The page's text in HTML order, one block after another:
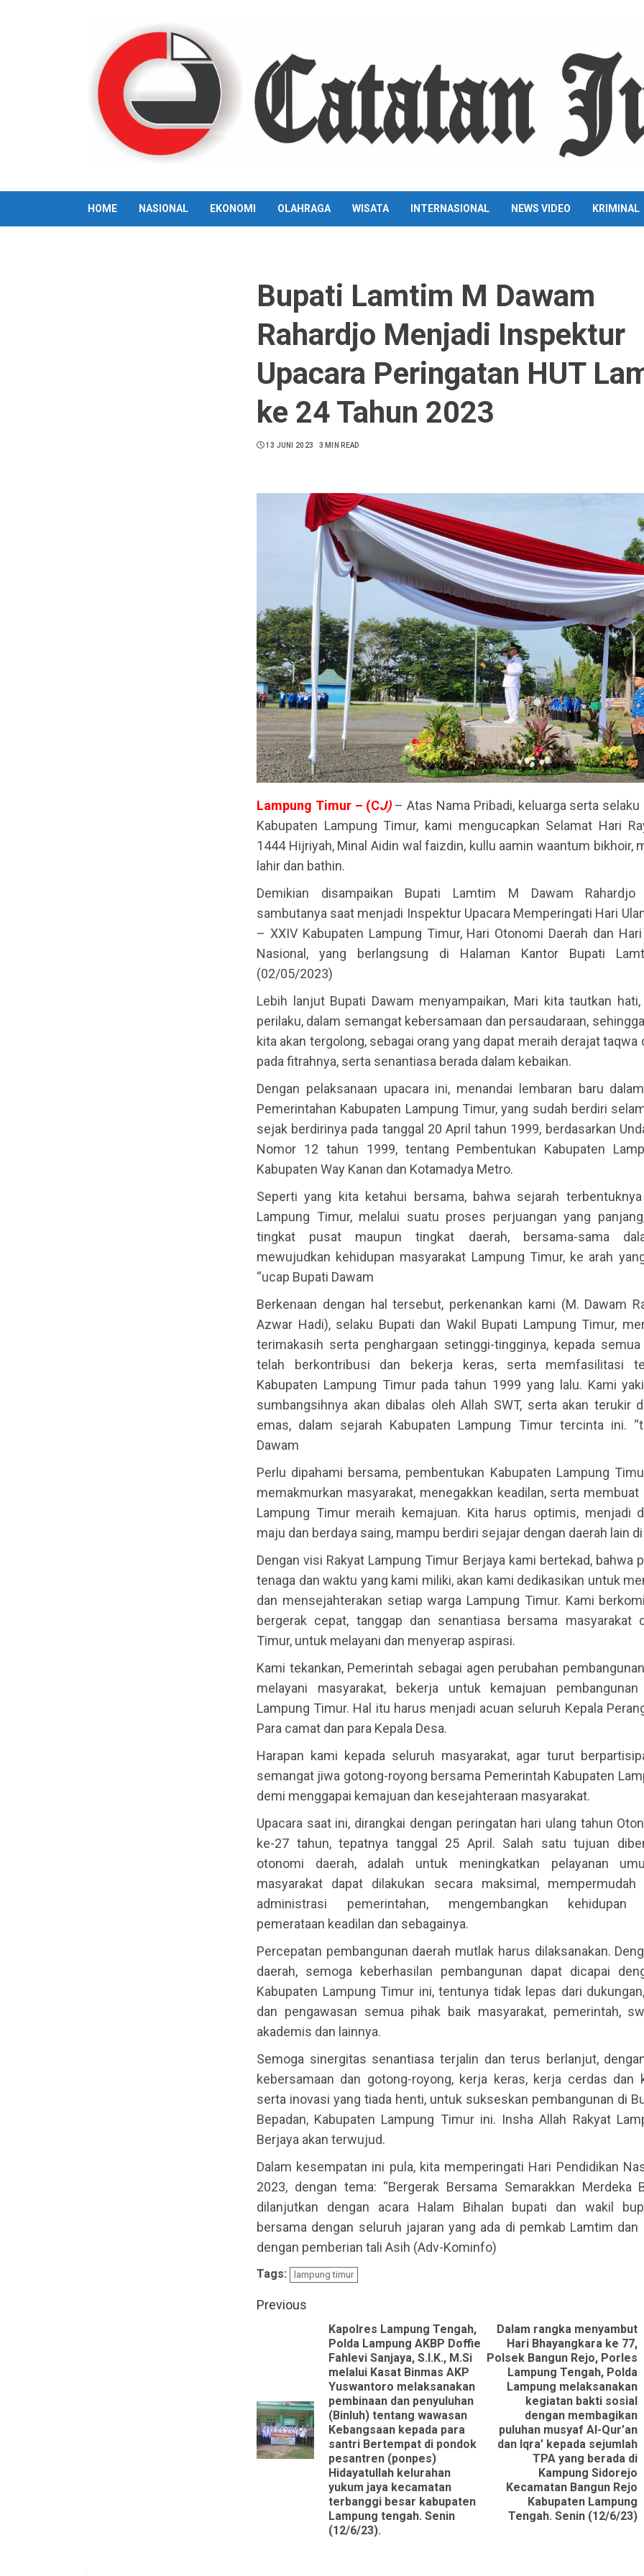
HOME NASIONAL EKONOMI OLAHRAGA WISATA INTERNASIONAL NEWS VIDEO KRIMINAL
Bupati Lamtim M Dawam
Rahardjo Menjadi Inspektur
Upacara Peringatan HUT
ke 24 Tahun 2023
13 JUNI 2023 3 MIN READ
Lampung Timur – (CJ)– Atas Nama Pribadi, keluarga serta selaku
Kabupaten Lampung Timur, kami mengucapkan Selamat Hari
1444 Hijriyah, Minal Aidin wal faizdin, kullu aamin waantum bikhoir,
lahir dan bathin.
Demikian disampaikan Bupati Lamtim M Dawam Rahardjo
sambutanya saat menjadi Inspektur Upacara Memperingati Hari
– XXIV Kabupaten Lampung Timur, Hari Otonomi Daerah dan
Nasional, yang berlangsung di Halaman Kantor Bupati
(02/05/2023)
Lebih lanjut Bupati Dawam menyampaikan, Mari kita tautkan
perilaku, dalam semangat kebersamaan dan persaudaraan,
kita akan tergolong, sebagai orang yang dapat meraih derajat taqwa
pada fitrahnya, serta senantiasa berada dalam kebaikan.
Dengan pelaksanaan upacara ini, menandai lembaran baru
Pemerintahan Kabupaten Lampung Timur, yang sudah berdiri
sejak berdirinya pada tanggal 20 April tahun 1999, berdasarkan
Nomor 12 tahun 1999, tentang Pembentukan Kabupaten
Kabupaten Way Kanan dan Kotamadya Metro.
Seperti yang kita ketahui bersama, bahwa sejarah
Lampung Timur, melalui suatu proses perjuangan yang
tingkat pusat maupun tingkat daerah, bersama-sama
mewujudkan kehidupan masyarakat Lampung Timur, ke arah
“ucap Bupati Dawam
Berkenaan dengan hal tersebut, perkenankan kami (M. Dawam
Azwar Hadi), selaku Bupati dan Wakil Bupati Lampung Timur,
terimakasih serta penghargaan setinggi-tingginya, kepada
telah berkontribusi dan bekerja keras, serta memfasilitasi
Kabupaten Lampung Timur pada tahun 1999 yang lalu. Kami
sumbangsihnya akan dibalas oleh Allah SWT, serta akan terukir
emas, dalam sejarah Kabupaten Lampung Timur tercinta ini.
Dawam
Perlu dipahami bersama, pembentukan Kabupaten Lampung
memakmurkan masyarakat, menegakkan keadilan, serta membuat
Lampung Timur meraih kemajuan. Kita harus optimis, menjadi
maju dan berdaya saing, mampu berdiri sejajar dengan daerah lain
Dengan visi Rakyat Lampung Timur Berjaya kami bertekad, bahwa
tenaga dan waktu yang kami miliki, akan kami dedikasikan untuk
dan mensejahterakan setiap warga Lampung Timur. Kami
bergerak cepat, tanggap dan senantiasa bersama masyarakat
Timur, untuk melayani dan menyerap aspirasi.
Kami tekankan, Pemerintah sebagai agen perubahan
melayani masyarakat, bekerja untuk kemajuan pembangunan
Lampung Timur. Hal itu harus menjadi acuan seluruh Kepala
Para camat dan para Kepala Desa.
Harapan kami kepada seluruh masyarakat, agar turut
semangat jiwa gotong-royong bersama Pemerintah Kabupaten
demi menggapai kemajuan dan kesejahteraan masyarakat.
Upacara saat ini, dirangkai dengan peringatan hari ulang tahun
ke-27 tahun, tepatnya tanggal 25 April. Salah satu tujuan
otonomi daerah, adalah untuk meningkatkan pelayanan
masyarakat dapat dilakukan secara maksimal, mempermudah
administrasi pemerintahan, mengembangkan kehidupan
pemerataan keadilan dan sebagainya.
Percepatan pembangunan daerah mutlak harus dilaksanakan.
daerah, semoga keberhasilan pembangunan dapat dicapai
Kabupaten Lampung Timur ini, tentunya tidak lepas dari
dan pengawasan semua pihak baik masyarakat, pemerintah,
akademis dan lainnya.
Semoga sinergitas senantiasa terjalin dan terus berlanjut,
kebersamaan dan gotong-royong, kerja keras, kerja cerdas dan
serta inovasi yang tiada henti, untuk sukseskan pembangunan di
Bepadan, Kabupaten Lampung Timur ini. Insha Allah Rakyat
Berjaya akan terwujud.
Dalam kesempatan ini pula, kita memperingati Hari Pendidikan
2023, dengan tema: “Bergerak Bersama Semarakkan Merdeka
dilanjutkan dengan acara Halam Bihalan bupati dan wakil
bersama dengan seluruh jajaran yang ada di pemkab Lamtim dan
dengan pemberian tali Asih (Adv-Kominfo)
Tags: lampung timur
Continue
Previous
Previous
post:
Kapolres Lampung Tengah,
Polda Lampung AKBP Doffie
Fahlevi Sanjaya, S.I.K., M.Si
melalui Kasat Binmas AKP
Yuswantoro melaksanakan
pembinaan dan penyuluhan
(Binluh) tentang wawasan
Kebangsaan kepada para
santri Bertempat di pondok
pesantren (ponpes)
Hidayatullah kelurahan
yukum jaya kecamatan
terbanggi besar kabupaten
Lampung tengah. Senin
(12/6/23).
post:
Dalam rangka menyambut
Hari Bhayangkara ke 77,
Polsek Bangun Rejo, Porles
Lampung Tengah, Polda
Lampung melaksanakan
kegiatan bakti sosial
dengan membagikan
puluhan musyaf Al-Qur’an
dan Iqra’ kepada sejumlah
TPA yang berada di
Kampung Sidorejo
Kecamatan Bangun Rejo
Kabupaten Lampung
Tengah. Senin (12/6/23)